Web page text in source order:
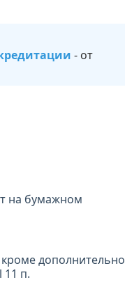
- от
на бумажном
дополнительно
11 п.